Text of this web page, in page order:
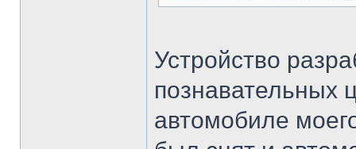
Устройство
познавательных
автомобиле